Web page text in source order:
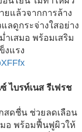
ยแล้วจากการล้าง
ลดูกระจ่างใสอย่าง
เสมอ พร้อมเสริม
งแรง
ไบรท์เนส รีเฟรช
สดชื่น ช่วยลดเลือน
อ พร้อมฟื้นฟูผิวให้